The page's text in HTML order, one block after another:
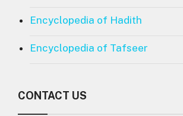
Encyclopedia of Hadith
Encyclopedia of Tafseer
CONTACT US